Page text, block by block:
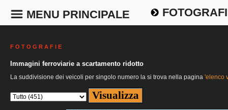
MENU PRINCIPALE
F O T O G R A F I E
Immagini ferroviarie a scartamento ridotto
La suddivisione dei veicoli per singolo numero la si trova nella pagina 'elenco